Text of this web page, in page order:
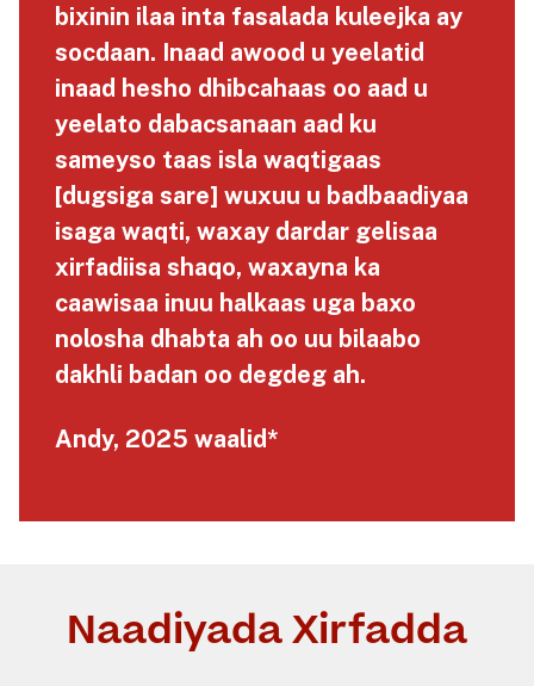
bixinin ilaa inta fasalada kuleejka ay
socdaan. Inaad awood u yeelatid
inaad hesho dhibcahaas oo aad u
yeelato dabacsanaan aad ku
sameyso taas isla waqtigaas
[dugsiga sare] wuxuu u badbaadiyaa
isaga waqti, waxay dardar gelisaa
xirfadiisa shaqo, waxayna ka
caawisaa inuu halkaas uga baxo
nolosha dhabta ah oo uu bilaabo
dakhli badan oo degdeg ah.
Andy, 2025 waalid*
Naadiyada Xirfadda